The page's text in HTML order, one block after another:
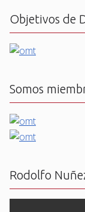
Objetivos de
Somos
Rodolfo